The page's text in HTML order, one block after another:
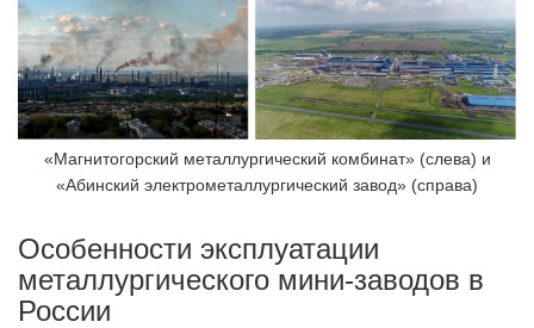
«Магнитогорский металлургический комбинат» (слева) и
«Абинский электрометаллургический завод» (справа)
Особенности эксплуатации
металлургического мини-заводов в
России